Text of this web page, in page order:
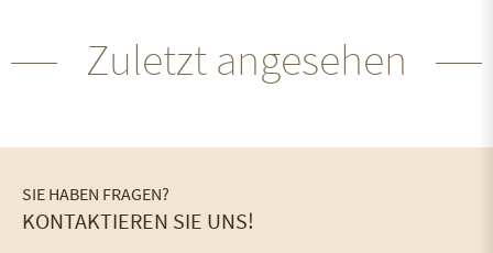
Zuletzt angesehen
SIE HABEN FRAGEN?
KONTAKTIEREN SIE UNS!